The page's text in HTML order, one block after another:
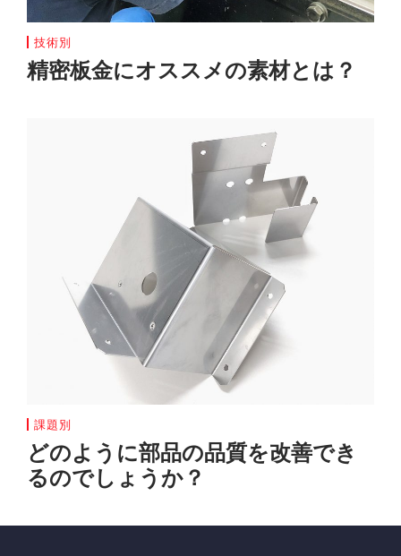
技術別
精密板金にオススメの素材とは？
課題別
どのように部品の品質を改善でき
るのでしょうか？